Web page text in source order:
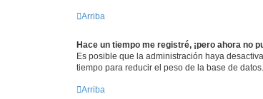
Arriba
Hace un tiempo me registré, ¡pero ahora no
Es posible que la administración haya
tiempo para reducir el peso de la base de
Arriba